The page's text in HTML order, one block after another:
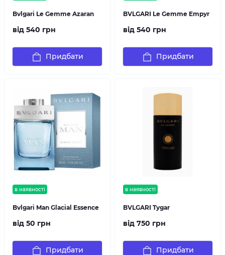
Bvlgari Le Gemme Azaran
від 540 грн
Придбати
BVLGARI Le Gemme Empyr
від 540 грн
Придбати
в наявності
Bvlgari Man Glacial Essence
від 50 грн
Придбати
в наявності
BVLGARI Tygar
від 750 грн
Придбати